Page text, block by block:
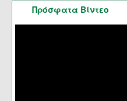
Πρόσφατα Βίντεο